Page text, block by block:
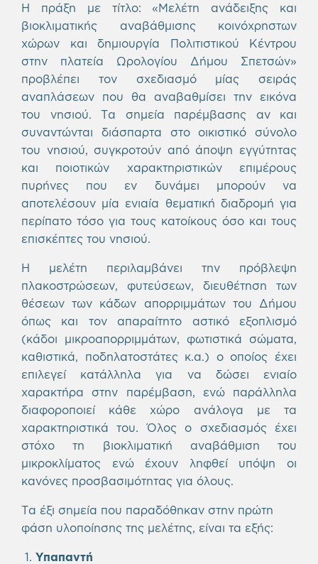
Η πράξη με τίτλο: «Μελέτη ανάδειξης και
βιοκλιματικής αναβάθμισης κοινόχρηστων
χώρων και δημιουργία Πολιτιστικού Κέντρου
στην πλατεία Ωρολογίου Δήμου Σπετσών»
προβλέπει τον σχεδιασμό μίας σειράς
αναπλάσεων που θα αναβαθμίσει την εικόνα
του νησιού. Τα σημεία παρέμβασης αν και
συναντώνται διάσπαρτα στο οικιστικό σύνολο
του νησιού, συγκροτούν από άποψη εγγύτητας
και ποιοτικών χαρακτηριστικών επιμέρους
πυρήνες που εν δυνάμει μπορούν να
αποτελέσουν μία ενιαία θεματική διαδρομή για
περίπατο τόσο για τους κατοίκους όσο και τους
επισκέπτες του νησιού.
Η μελέτη περιλαμβάνει την πρόβλεψη
πλακοστρώσεων, φυτεύσεων, διευθέτηση των
θέσεων των κάδων απορριμμάτων του Δήμου
όπως και τον απαραίτητο αστικό εξοπλισμό
(κάδοι μικροαπορριμμάτων, φωτιστικά σώματα,
καθιστικά, ποδηλατοστάτες κ.α.) ο οποίος έχει
επιλεγεί κατάλληλα για να δώσει ενιαίο
χαρακτήρα στην παρέμβαση, ενώ παράλληλα
διαφοροποιεί κάθε χώρο ανάλογα με τα
χαρακτηριστικά του. Όλος ο σχεδιασμός έχει
στόχο τη βιοκλιματική αναβάθμιση του
μικροκλίματος ενώ έχουν ληφθεί υπόψη οι
κανόνες προσβασιμότητας για όλους.
Τα έξι σημεία που παραδόθηκαν στην πρώτη
φάση υλοποίησης της μελέτης, είναι τα εξής:
Υπαπαντή